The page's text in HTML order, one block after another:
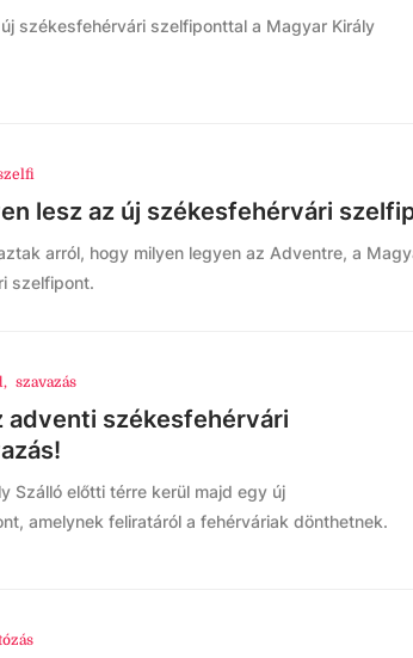
székesfehérvári szelfiponttal a Magyar Király
lesz az új székesfehérvári
arról, hogy milyen legyen az Adventre, a
szelfipont.
, szavazás
adventi székesfehérvári
Szálló előtti térre kerül majd egy új
amelynek feliratáról a fehérváriak dönthetnek.